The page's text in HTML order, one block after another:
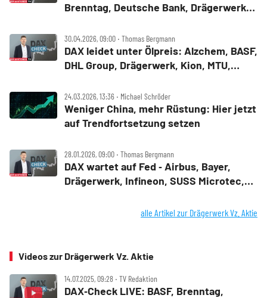
Brenntag, Deutsche Bank, Drägerwerk,
30.04.2026, 09:00 ‧ Thomas Bergmann
DAX leidet unter Ölpreis: Alzchem, BASF,
DHL Group, Drägerwerk, Kion, MTU,
24.03.2026, 13:36 ‧ Michael Schröder
Weniger China, mehr Rüstung: Hier jetzt
auf Trendfortsetzung setzen
28.01.2026, 09:00 ‧ Thomas Bergmann
DAX wartet auf Fed ‑ Airbus, Bayer,
Drägerwerk, Infineon, SUSS Microtec,
alle Artikel zur Drägerwerk Vz. Aktie
Videos zur Drägerwerk Vz. Aktie
14.07.2025, 09:28 ‧ TV Redaktion
DAX‑Check LIVE: BASF, Brenntag,